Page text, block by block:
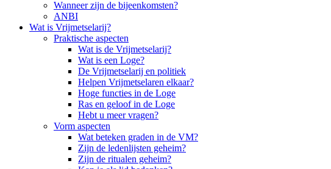
Wanneer zijn de bijeenkomsten?
ANBI
Wat is Vrijmetselarij?
Praktische aspecten
Wat is de Vrijmetselarij?
Wat is een Loge?
De Vrijmetselarij en politiek
Helpen Vrijmetselaren elkaar?
Hoge functies in de Loge
Ras en geloof in de Loge
Hebt u meer vragen?
Vorm aspecten
Wat beteken graden in de VM?
Zijn de ledenlijsten geheim?
Zijn de ritualen geheim?